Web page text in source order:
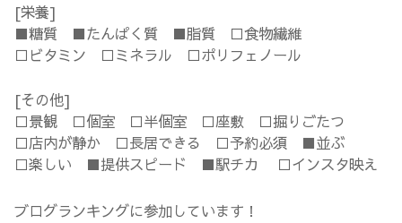
[栄養]
■糖質 ■たんぱく質 ■脂質 □食物繊維
□ビタミン □ミネラル □ポリフェノール
[その他]
□景観 □個室 □半個室 □座敷 □掘りごたつ
□店内が静か □長居できる □予約必須 ■並ぶ
□楽しい ■提供スピード ■駅チカ □インスタ映え
ブログランキングに参加しています！